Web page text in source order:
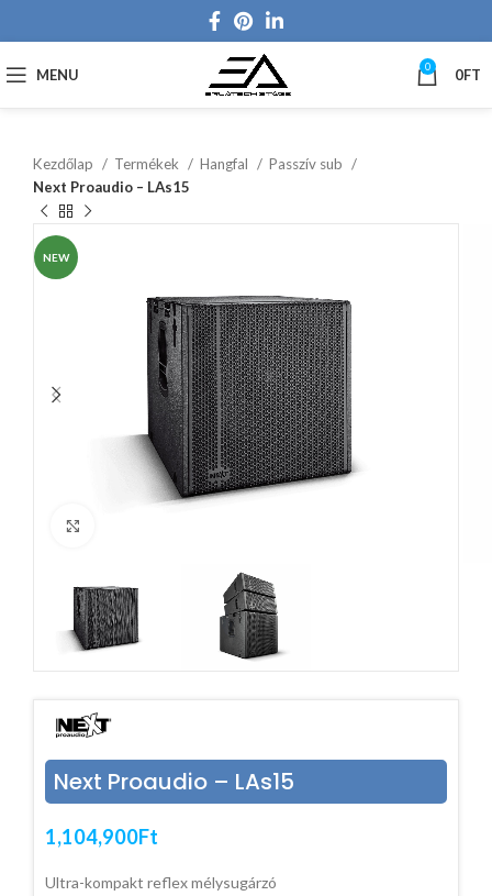
MENU 0 0FT
Kezdőlap Termékek Hangfal
Passzív sub
Next Proaudio – LAs15
NEW
Next Proaudio – LAs15
1,104,900Ft
Ultra-kompakt reflex mélysugárzó